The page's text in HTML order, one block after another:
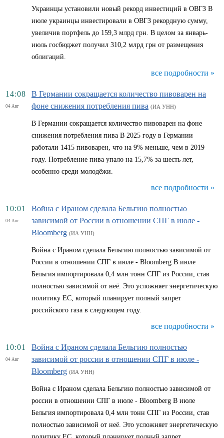
Украинцы установили новый рекорд инвестиций в ОВГЗ В
июле украинцы инвестировали в ОВГЗ рекордную сумму,
увеличив портфель до 159,3 млрд грн. В целом за январь-
июль госбюджет получил 310,2 млрд грн от размещения
облигаций.
все подробности »
14:08
04 Авг
В Германии сокращается количество пивоварен на
фоне снижения потребления пива (ИА УНН)
В Германии сокращается количество пивоварен на фоне
снижения потребления пива В 2025 году в Германии
работали 1415 пивоварен, что на 9% меньше, чем в 2019
году. Потребление пива упало на 15,7% за шесть лет,
особенно среди молодёжи.
все подробности »
10:01
04 Авг
Война с Ираном сделала Бельгию полностью
зависимой от России в отношении СПГ в июле -
Bloomberg (ИА УНН)
Война с Ираном сделала Бельгию полностью зависимой от
России в отношении СПГ в июле - Bloomberg В июле
Бельгия импортировала 0,4 млн тонн СПГ из России, став
полностью зависимой от неё. Это усложняет энергетическую
политику ЕС, который планирует полный запрет
российского газа в следующем году.
все подробности »
10:01
04 Авг
Война с Ираном сделала Бельгию полностью
зависимой от россии в отношении СПГ в июле -
Bloomberg (ИА УНН)
Война с Ираном сделала Бельгию полностью зависимой от
россии в отношении СПГ в июле - Bloomberg В июле
Бельгия импортировала 0,4 млн тонн СПГ из России, став
полностью зависимой от неё. Это усложняет энергетическую